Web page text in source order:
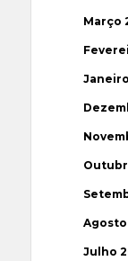
Março
Agosto
Julho